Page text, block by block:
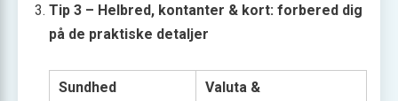
Tip 3 – Helbred, kontanter & kort: forbered dig
på de praktiske detaljer
Sundhed
Valuta &